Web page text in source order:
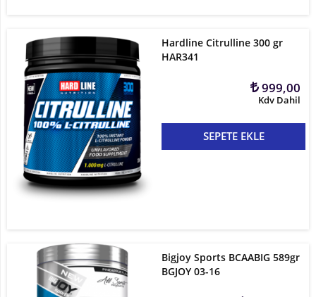
Hardline Citrulline 300 gr
HAR341
999,00
Kdv Dahil
SEPETE EKLE
Bigjoy Sports BCAABIG 589gr
BGJOY 03-16